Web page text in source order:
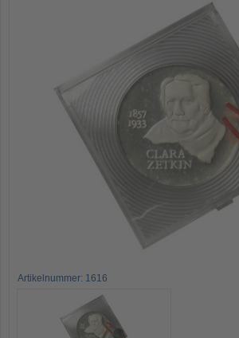
Artikelnummer: 1616